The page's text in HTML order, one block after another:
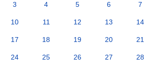
3 4 5 6 7
10 11 12 13 14
17 18 19 20 21
24 25 26 27 28